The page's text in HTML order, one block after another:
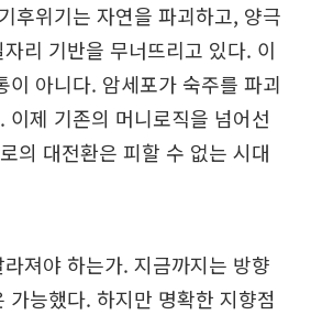
후위기는 자연을 파괴하고, 양극
리 기반을 무너뜨리고 있다. 이
이 아니다. 암세포가 숙주를 파괴
이제 기존의 머니로직을 넘어선
의 대전환은 피할 수 없는 시대
져야 하는가. 지금까지는 방향
가능했다. 하지만 명확한 지향점